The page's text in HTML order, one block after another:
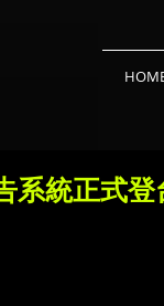
系統正式登